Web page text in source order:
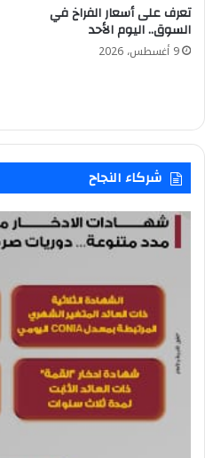
تعرف على أسعار الفراخ في
السوق.. اليوم الأحد
9 أغسطس، 2026
شركاء النجاح